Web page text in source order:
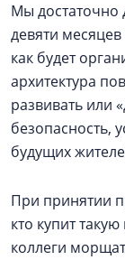
Мы достаточно
девяти
как будет
архитектура
развивать или
безопасность,
будущих
При принятии
кто купит
коллеги